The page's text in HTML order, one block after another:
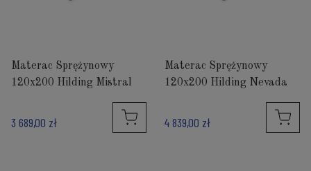
Materac Sprężynowy
120x200 Hilding Mistral
3 689,00 zł
Materac Sprężynowy
120x200 Hilding Nevada
4 839,00 zł